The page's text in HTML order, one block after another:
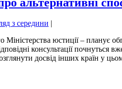
з середини |
Міністерства юстиції –
консультації почнуться
досвід інших країн у